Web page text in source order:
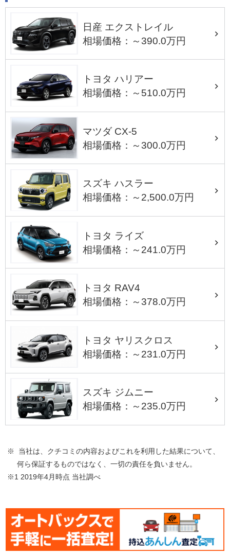
日産 エクストレイル
相場価格：～390.0万円
トヨタ ハリアー
相場価格：～510.0万円
マツダ CX-5
相場価格：～300.0万円
スズキ ハスラー
相場価格：～2,500.0万円
トヨタ ライズ
相場価格：～241.0万円
トヨタ RAV4
相場価格：～378.0万円
トヨタ ヤリスクロス
相場価格：～231.0万円
スズキ ジムニー
相場価格：～235.0万円
※ 当社は、クチコミの内容およびこれを利用した結果について、
何ら保証するものではなく、一切の責任を負いません。
※1 2019年4月時点 当社調べ